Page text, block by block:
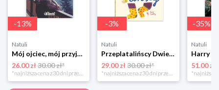
-13%
Natuli
Mój ojciec, mój przyjaciel Element
26.00 zł30.00 zł*
-3%
Natuli
Przeplatalińscy Dwie siostry
29.00 zł 30.00 zł*
-35%
Natuli
51.00 zł